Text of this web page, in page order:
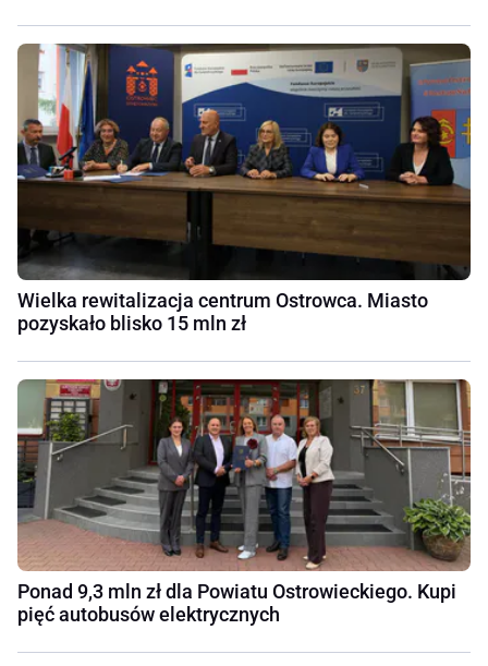
Wielka rewitalizacja centrum Ostrowca. Miasto
pozyskało blisko 15 mln zł
Ponad 9,3 mln zł dla Powiatu Ostrowieckiego. Kupi
pięć autobusów elektrycznych